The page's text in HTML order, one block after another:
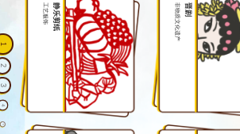
1
2
3
4
晋剧
非物质文化遗产
静乐剪纸
工艺服饰